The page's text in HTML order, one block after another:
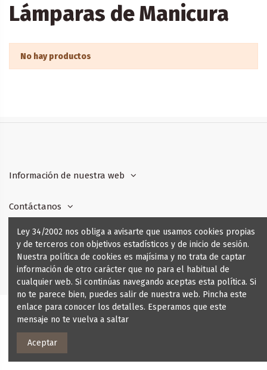
Lámparas de Manicura
No hay productos
Información de nuestra web
Contáctanos
Síguenos
Boletín de Noticias
Ley 34/2002 nos obliga a avisarte que usamos cookies propias
y de terceros con objetivos estadísticos y de inicio de sesión.
Nuestra política de cookies es majísima y no trata de captar
información de otro carácter que no para el habitual de
cualquier web. Si continúas navegando aceptas esta política. Si
no te parece bien, puedes salir de nuestra web. Pincha este
enlace para conocer los detalles. Esperamos que este
mensaje no te vuelva a saltar
Aceptar